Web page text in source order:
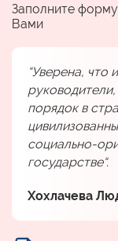
Заполните
Вами
“Уверена,
порядок в
социально-
государстве“.
Хохлачева